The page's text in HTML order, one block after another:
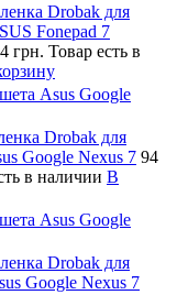
Drobak для
Fonepad 7
грн. Товар есть в
Asus Google
Drobak для
Google Nexus 7 94
в наличии В
Asus Google
Drobak для
Google Nexus 7